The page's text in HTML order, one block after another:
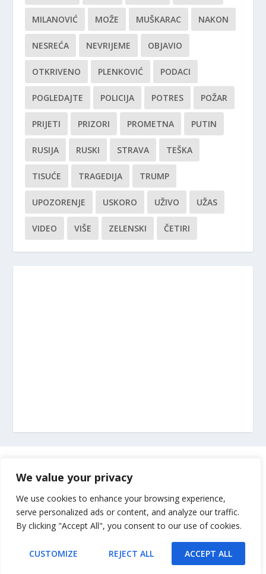
We value your privacy
We use cookies to enhance your browsing experience,
serve personalized ads or content, and analyze our traffic.
By clicking "Accept All", you consent to our use of cookies.
CUSTOMIZE REJECT ALL ACCEPT ALL
MILANOVIĆ MOŽE MUŠKARAC NAKON
NESREĆA NEVRIJEME OBJAVIO
OTKRIVENO PLENKOVIĆ PODACI
POGLEDAJTE POLICIJA POTRES POŽAR
PRIJETI PRIZORI PROMETNA PUTIN
RUSIJA RUSKI STRAVA TEŠKA
TISUĆE TRAGEDIJA TRUMP
UPOZORENJE USKORO UŽIVO UŽAS
VIDEO VIŠE ZELENSKI ČETIRI
Impressum
Uvjeti korištenja
Kontakt